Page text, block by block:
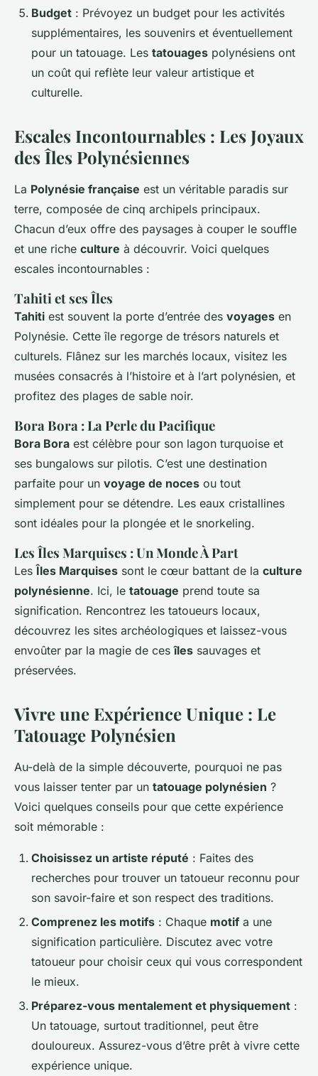
Budget : Prévoyez un budget pour les activités
supplémentaires, les souvenirs et éventuellement
pour un tatouage. Les tatouages polynésiens ont
un coût qui reflète leur valeur artistique et
culturelle.
Escales Incontournables : Les Joyaux
des Îles Polynésiennes
La Polynésie française est un véritable paradis sur
terre, composée de cinq archipels principaux.
Chacun d’eux offre des paysages à couper le souffle
et une riche culture à découvrir. Voici quelques
escales incontournables :
Tahiti et ses Îles
Tahiti est souvent la porte d’entrée des voyages en
Polynésie. Cette île regorge de trésors naturels et
culturels. Flânez sur les marchés locaux, visitez les
musées consacrés à l’histoire et à l’art polynésien, et
profitez des plages de sable noir.
Bora Bora : La Perle du Pacifique
Bora Bora est célèbre pour son lagon turquoise et
ses bungalows sur pilotis. C’est une destination
parfaite pour un voyage de noces ou tout
simplement pour se détendre. Les eaux cristallines
sont idéales pour la plongée et le snorkeling.
Les Îles Marquises : Un Monde À Part
LesÎles Marquises sont le cœur battant de la culture
polynésienne. Ici, le tatouage prend toute sa
signification. Rencontrez les tatoueurs locaux,
découvrez les sites archéologiques et laissez-vous
envoûter par la magie de cesîles sauvages et
préservées.
Vivre une Expérience Unique : Le
Tatouage Polynésien
Au-delà de la simple découverte, pourquoi ne pas
vous laisser tenter par un tatouage polynésien ?
Voici quelques conseils pour que cette expérience
soit mémorable :
Choisissez un artiste réputé : Faites des
recherches pour trouver un tatoueur reconnu pour
son savoir-faire et son respect des traditions.
Comprenez les motifs : Chaque motif a une
signification particulière. Discutez avec votre
tatoueur pour choisir ceux qui vous correspondent
le mieux.
Préparez-vous mentalement et physiquement :
Un tatouage, surtout traditionnel, peut être
douloureux. Assurez-vous d’être prêt à vivre cette
expérience unique.